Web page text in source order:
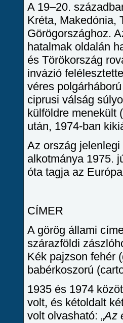
A 19–20.
Kréta, Makedónia,
Görögországhoz.
hatalmak oldalán
és Törökország
invázió
véres
ciprusi válság
külföldre menekült
után, 1974-ban
Az ország
alkotmánya 1975.
óta tagja az
CÍMER
A görög állami
szárazföldi
Kék pajzson fehér
babérkoszorú
1935 és 1974
volt, és kétoldalt
volt olvasható: „Az